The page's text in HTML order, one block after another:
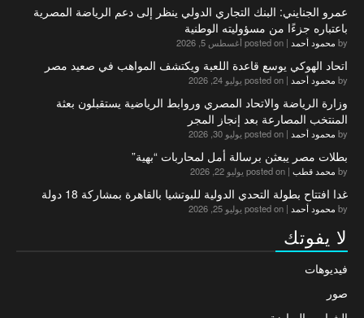
عمرو الجنايني: البنك التجاري الدولي ينظر إلى دعم الرياضة المصرية
باعتباره جزءًا من مسؤوليته الوطنية
by محمود أحمد | posted on أغسطس 5, 2026
اتحاد الهوكي يوسع قاعدة اللعبة ويكتشف المواهب في صعيد مصر
by محمود أحمد | posted on يوليو 24, 2026
وزارة الرياضة والاتحاد المصري وروابط الرياضية يستقبلون بعثة
المنتخب المصارعة بعد إنجاز المجر
by محمود أحمد | posted on يوليو 30, 2026
بطلات مصر يبعثن برسالة أمل لمحاربات “بهية”
by محمد قطب | posted on يوليو 22, 2026
غدا افتتاح بطولة التحدي الدولية للبوتشيا بالقاهرة بمشاركة 18 دولة
by محمود أحمد | posted on يوليو 25, 2026
لا يفوتك
فيديوهات
صور